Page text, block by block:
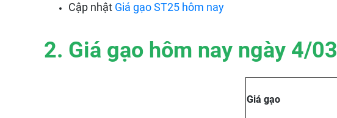
Cập nhật Giá gạo ST25 hôm nay
2. Giá gạo hôm nay ngày 4/03
Giá gạo